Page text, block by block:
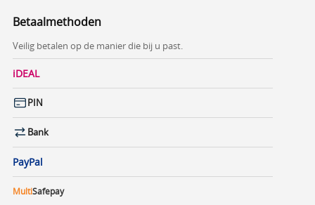
Betaalmethoden
Veilig betalen op de manier die bij u past.
iDEAL
PIN
Bank
PayPal
MultiSafepay